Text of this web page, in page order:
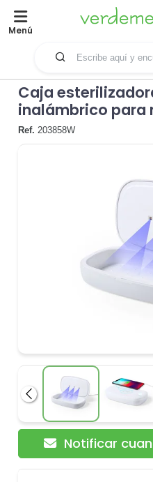
Menú
Caja
inalámbrico para
Ref. 203858W
Anterior
Notificar